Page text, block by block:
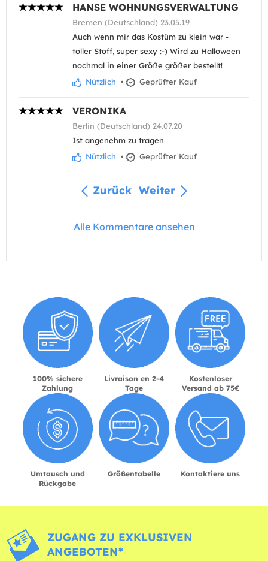
HANSE WOHNUNGSVERWALTUNG
Bremen (Deutschland) 23.05.19
Auch wenn mir das Kostüm zu klein war -
toller Stoff, super sexy :-) Wird zu Halloween
nochmal in einer Größe größer bestellt!
Nützlich • Geprüfter Kauf
VERONIKA
Berlin (Deutschland) 24.07.20
Ist angenehm zu tragen
Nützlich • Geprüfter Kauf
Zurück Weiter
Alle Kommentare ansehen
100% sichere
Zahlung
Livraison en 2-4
Tage
Kostenloser
Versand ab 75€
Umtausch und
Rückgabe
Größentabelle Kontaktiere uns
ZUGANG ZU EXKLUSIVEN
ANGEBOTEN*